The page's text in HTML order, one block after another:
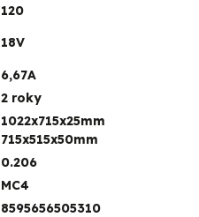
120
18V
6,67A
2 roky
1022x715x25mm
715x515x50mm
0.206
MC4
8595656505310